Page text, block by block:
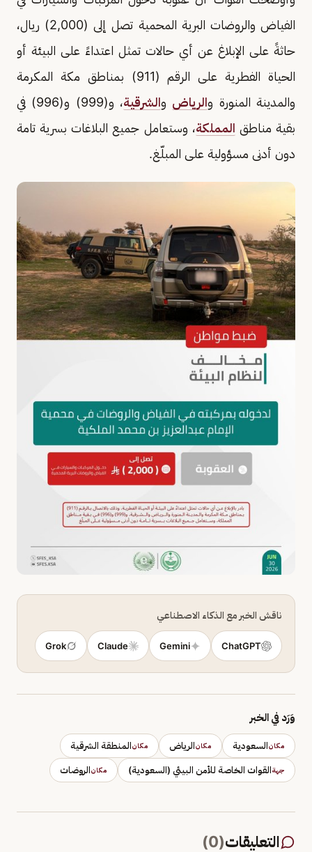
الفياض والروضات البرية المحمية تصل إلى (2,000) ريال،
حاثةً على الإبلاغ عن أي حالات تمثل اعتداءً على البيئة أو
الحياة الفطرية على الرقم (911) بمناطق مكة المكرمة
والمدينة المنورة والرياض والشرقية
، و(999) و(996) في
بقية مناطق المملكة، وستعامل جميع البلاغات بسرية تامة
دون أدنى مسؤولية على المبلّغ.
ناقش الخبر مع الذكاء الاصطناعي
ChatGPT
Gemini
Claude
Grok
وَرَد في الخبر
مكانالسعودية مكانالرياض مكانالمنطقة الشرقية
جهةالقوات الخاصة للأمن البيئي (السعودية) مكانالروضات
التعليقات(
0
)